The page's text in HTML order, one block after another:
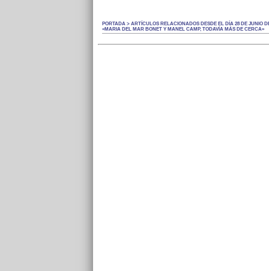
PORTADA > ARTÍCULOS RELACIONADOS DESDE EL DÍA 28 DE JUNIO
«MARIA DEL MAR BONET Y MANEL CAMP, TODAVÍA MÁS DE CERCA»